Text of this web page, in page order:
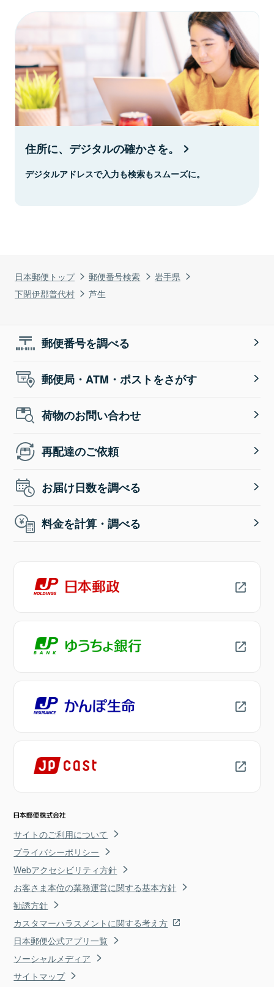
日本郵便トップ 郵便番号検索
岩手県
下閉伊郡普代村
芦生
住所に、デジタルの確かさを。
デジタルアドレスで入力も検索もスムーズに。
郵便番号を調べる
郵便局・ATM・ポストをさがす
荷物のお問い合わせ
再配達のご依頼
お届け日数を調べる
料金を計算・調べる
サイトのご利用について
プライバシーポリシー
Webアクセシビリティ方針
お客さま本位の業務運営に関する基本方針
勧誘方針
カスタマーハラスメントに関する考え方
日本郵便公式アプリ一覧
ソーシャルメディア
サイトマップ